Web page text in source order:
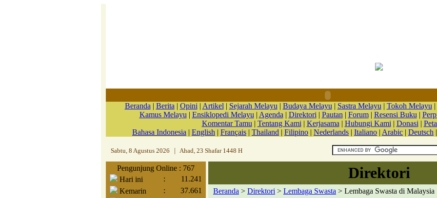
Beranda | Berita | Opini | Artikel | Sejarah Melayu | Budaya Melayu | Sastra Melayu | Tokoh Melayu |
Kamus Melayu | Ensiklopedi Melayu | Agenda | Direktori | Pautan | Forum| Resensi Buku |
Komentar Tamu | Tentang Kami | Kerjasama | Hubungi Kami | Donasi |
Bahasa Indonesia | English | Français | Thailand | Filipino | Nederlands | Italiano | Arabic | Deutsch |
Sabtu, 8 Agustus 2026 Ahad, 23 Shafar 1448 H
Pengunjung Online : 767
Hari ini
:
11.241
Kemarin
:
37.661
Direktori
Beranda > Direktori > Lembaga Swasta > Lembaga Swasta di Malaysia